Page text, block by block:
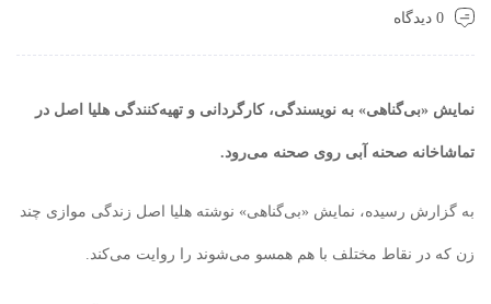
0 دیدگاه
نمایش «بی‌گناهی» به نویسندگی، کارگردانی و تهیه‌کنندگی هلیا اصل در
تماشاخانه صحنه آبی روی صحنه ‌می‌رود.
به گزارش رسیده، نمایش «بی‌گناهی» نوشته هلیا اصل زندگی موازی چند
زن که در نقاط مختلف با هم همسو می‌شوند را روایت می‌کند.